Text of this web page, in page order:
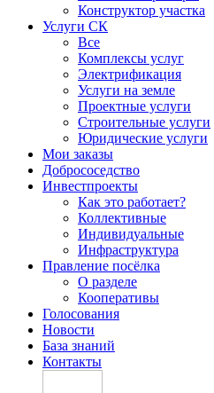
Конструктор участка
Услуги СК
Все
Комплексы услуг
Электрификация
Услуги на земле
Проектные услуги
Строительные услуги
Юридические услуги
Мои заказы
Добрососедство
Инвестпроекты
Как это работает?
Коллективные
Индивидуальные
Инфраструктура
Правление посёлка
О разделе
Кооперативы
Голосования
Новости
База знаний
Контакты